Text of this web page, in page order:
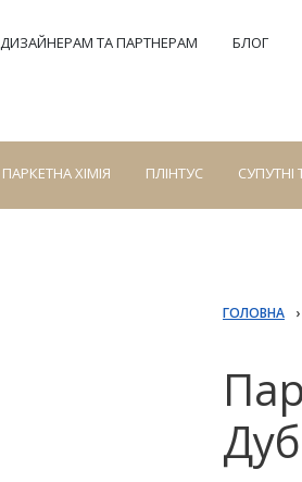
ДИЗАЙНЕРАМ ТА ПАРТНЕРАМ БЛОГ
ПАРКЕТНА ХІМІЯ ПЛІНТУС СУПУТНІ
ГОЛОВНА ›